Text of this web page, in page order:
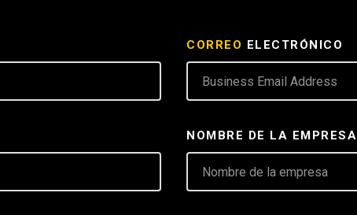
CORREO ELECTRÓNICO
NOMBRE DE LA EMPRESA